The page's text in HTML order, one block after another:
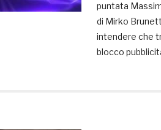
puntata
di Mirko
intendere che
blocco